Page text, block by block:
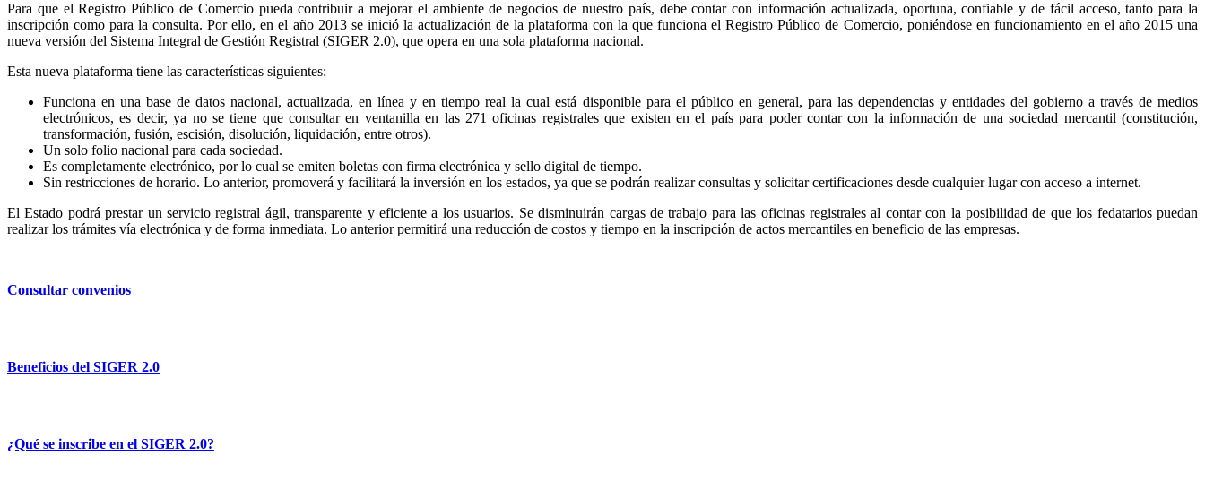
Para que el Registro Público de Comercio pueda contribuir a mejorar el ambiente de negocios de nuestro país, debe contar con información actualizada, oportuna, confiable y de fácil acceso, tanto para la
inscripción como para la consulta. Por ello, en el año 2013 se inició la actualización de la plataforma con la que funciona el Registro Público de Comercio, poniéndose en funcionamiento en el año 2015 una
nueva versión del Sistema Integral de Gestión Registral (SIGER 2.0), que opera en una sola plataforma nacional.
Esta nueva plataforma tiene las características siguientes:
Funciona en una base de datos nacional, actualizada, en línea y en tiempo real la cual está disponible para el público en general, para las dependencias y entidades del gobierno a través de medios
electrónicos, es decir, ya no se tiene que consultar en ventanilla en las 271 oficinas registrales que existen en el país para poder contar con la información de una sociedad mercantil (constitución,
transformación, fusión, escisión, disolución, liquidación, entre otros).
Un solo folio nacional para cada sociedad.
Es completamente electrónico, por lo cual se emiten boletas con firma electrónica y sello digital de tiempo.
Sin restricciones de horario. Lo anterior, promoverá y facilitará la inversión en los estados, ya que se podrán realizar consultas y solicitar certificaciones desde cualquier lugar con acceso a internet.
El Estado podrá prestar un servicio registral ágil, transparente y eficiente a los usuarios. Se disminuirán cargas de trabajo para las oficinas registrales al contar con la posibilidad de que los fedatarios puedan
realizar los trámites vía electrónica y de forma inmediata. Lo anterior permitirá una reducción de costos y tiempo en la inscripción de actos mercantiles en beneficio de las empresas.
Consultar convenios
Beneficios del SIGER 2.0
¿Qué se inscribe en el SIGER 2.0?